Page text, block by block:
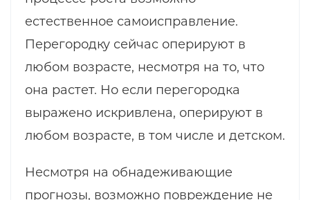
естественное самоисправление.
Перегородку сейчас оперируют в
любом возрасте, несмотря на то, что
она растет. Но если перегородка
выражено искривлена, оперируют в
любом возрасте, в том числе и детском.
Несмотря на обнадеживающие
прогнозы, возможно повреждение не